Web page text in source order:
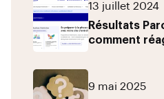
13 juillet 2024
Résultats
comment
9 mai 2025